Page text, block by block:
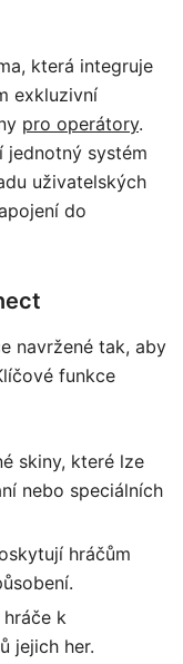
která integruje
exkluzivní
pro operátory.
jednotný systém
uživatelských
do
navržené tak, aby
funkce
skiny, které lze
nebo speciálních
hráčům
k
jejich her.